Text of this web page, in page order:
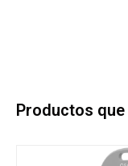
Productos